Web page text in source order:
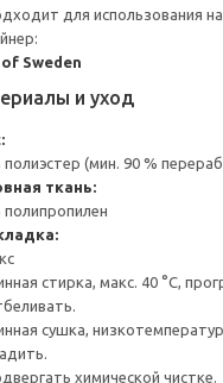
для использования
of Sweden
и уход
полиэстер (мин. 90 %
ткань:
полипропилен
стирка, макс. 40 °C,
сушка,
химической чистке.